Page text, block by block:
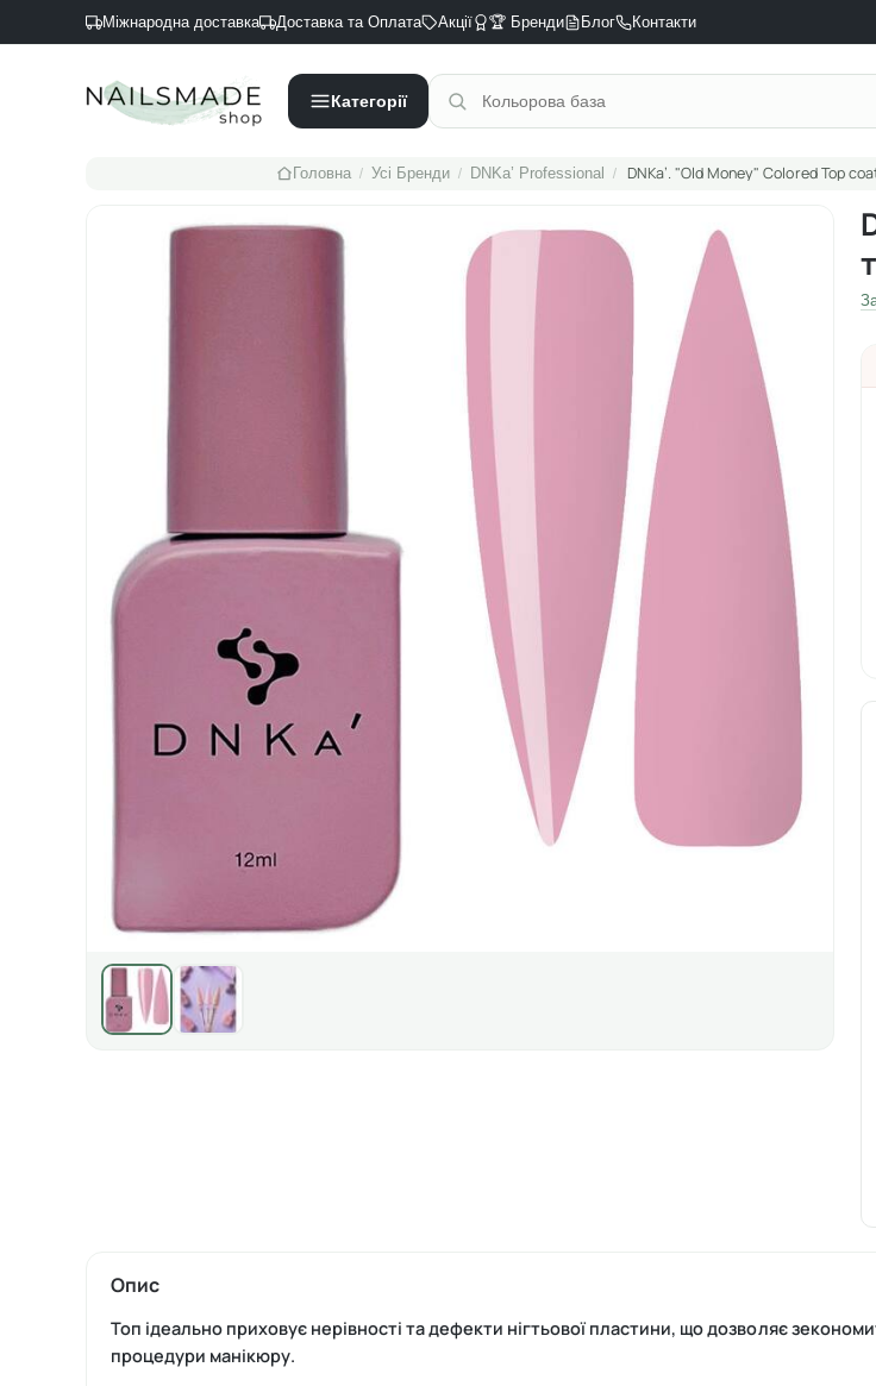
Міжнародна доставка Доставка та Оплата Акції 🏆 Бренди Блог Контакти
Категорії
Головна / Усі Бренди / DNKa’ Professional / DNKa’. "Old Money" Colored Top
Опис
Топ ідеально приховує нерівності та дефекти нігтьової пластини, що дозволяє
процедури манікюру.